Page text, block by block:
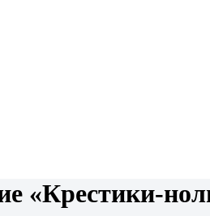
«Крестики-